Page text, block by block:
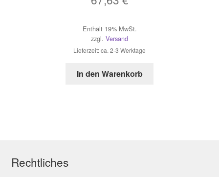
Enthält 19% MwSt.
zzgl. Versand
Lieferzeit: ca. 2-3 Werktage
In den Warenkorb
Rechtliches